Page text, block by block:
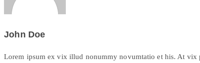
John Doe
Lorem ipsum ex vix illud nonummy novumtatio et his. At vix